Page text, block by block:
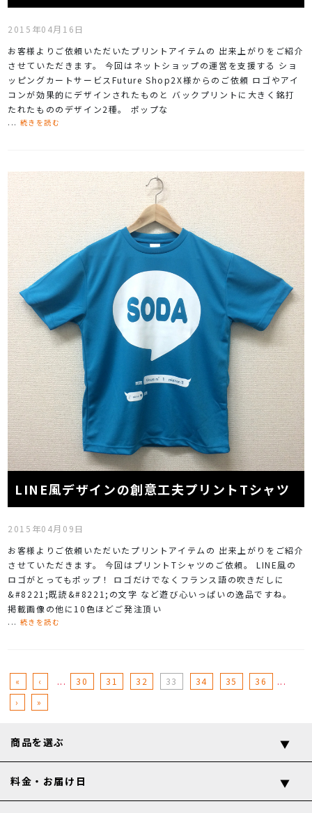
2015年04月16日
お客様よりご依頼いただいたプリントアイテムの 出来上がりをご紹介
させていただきます。 今回はネットショップの運営を支援する ショ
ッピングカートサービスFuture Shop2X様からのご依頼 ロゴやアイ
コンが効果的にデザインされたものと バックプリントに大きく銘打
たれたもののデザイン2種。 ポップな
... 続きを読む
LINE風デザインの創意工夫プリントTシャツ
2015年04月09日
お客様よりご依頼いただいたプリントアイテムの 出来上がりをご紹介
させていただきます。 今回はプリントTシャツのご依頼。 LINE風の
ロゴがとってもポップ！ ロゴだけでなくフランス語の吹きだしに
&#8221;既読&#8221;の文字 など遊び心いっぱいの逸品ですね。
掲載画像の他に10色ほどご発注頂い
... 続きを読む
« ‹ 30 31 32 33 34 35
36
›
»
商品を選ぶ
料金・お届け日